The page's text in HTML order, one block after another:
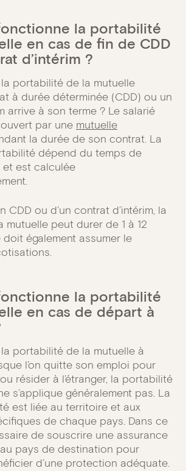
la portabilité
en cas de fin de CDD
d’intérim ?
la portabilité de la mutuelle
à durée déterminée (CDD) ou un
arrive à son terme ? Le salarié
par une mutuelle
la durée de son contrat. La
dépend du temps de
est calculée
CDD ou d’un contrat d’intérim, la
peut durer de 1 à 12
doit également assumer le
la portabilité
en cas de départ à
la portabilité de la mutuelle à
l’on quitte son emploi pour
résider à l’étranger, la portabilité
s’applique généralement pas. La
est liée au territoire et aux
de chaque pays. Dans ce
de souscrire une assurance
pays de destination pour
d’une protection adéquate.